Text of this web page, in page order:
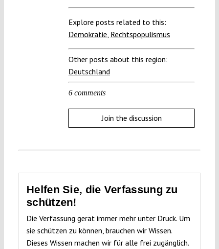
Explore posts related to this:
Demokratie Rechtspopulismus
Other posts about this region:
Deutschland
6 comments
Join the discussion
Helfen Sie, die Verfassung zu
schützen!
Die Verfassung gerät immer mehr unter Druck. Um
sie schützen zu können, brauchen wir Wissen.
Dieses Wissen machen wir für alle frei zugänglich.